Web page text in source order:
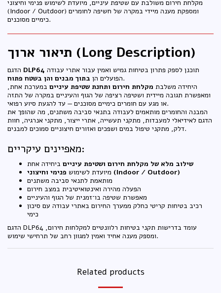
מקלחת חירום משולבת עם שטיפת עיניים, מיועדת לשימוש פנימי וחיצוני
(Indoor / Outdoor) ומספקת מענה מיידי במקרה של חשיפה לחומרים
כימיים מסוכנים.
תיאור ארוך (Long Description)
DLP64
הפועלים הן בתוך מבנים והן בשטח פתוח
.
היחידה משלבת מקלחת חירום ותחנת שטיפת עיניים במערכת אחת,
ומאפשרת תגובה מיידית ושטיפה רציפה של הגוף והעיניים במקרה של התזה
או מגע עם חומרים כימיים מסוכנים — עד להגעת סיוע רפואי.
המבנה והחומרים מותאמים לעבודה בתנאי סביבה משתנים, מה שהופך את
הדגם לאידיאלי למעבדות, מתקני תעשייה, אתרי ייצור, מתקני אנרגיה, חוות
דלק, מתקני טיפול במים ושפכים ואזורים חיצוניים סמוכים למבנים.
מאפיינים עיקריים:
שילוב מלא של מקלחת חירום ושטיפת עיניים ביחידה אחת
מיועדת לשימוש פנימי וחיצוני (Indoor / Outdoor)
מותאמת לתנאי סביבה משתנים
הפעלה מהירה ואינטואיטיבית במצב חירום
מאפשרת שטיפה בו־זמנית של הגוף והעיניים
רכיב בטיחות קריטי כחלק ממערך החירום באתרי עבודה עם סיכון
כימי
הדגם DLP64 עומד בדרישות תקני בטיחות רלוונטיים למקלחות חירום,
ומספק מענה אחיד ואמין למגוון רחב של תרחישי שימוש.
Related products